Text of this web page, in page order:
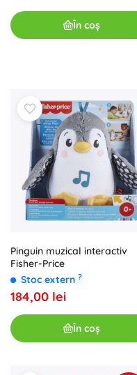
În coș
Pinguin muzical interactiv
Fisher-Price
Stoc extern ?
184,00 lei
În coș